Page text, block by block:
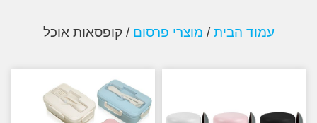
עמוד הבית/מוצרי פרסום / קופסאות אוכל